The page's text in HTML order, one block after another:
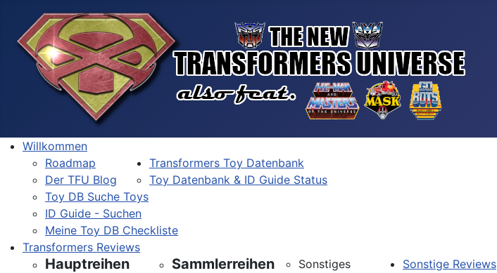
Willkommen
Roadmap
Der TFU Blog
Transformers Toy Datenbank
Toy Datenbank & ID Guide Status
Toy DB Suche Toys
ID Guide - Suchen
Meine Toy DB Checkliste
Transformers Reviews
Hauptreihen Sammlerreihen
Sonstiges
Sonstige Reviews